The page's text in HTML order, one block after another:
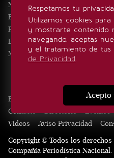
Respetamos tu
Utilizamos cookies
y mostrarte contenido
navegando, aceptas
y el tratamiento de tus
de Privacidad.
Acepto
Noticias
Eventos
Realeza
Estilo de vida
Minuto x Minuto
Edición Impresa Noticias
Contacto
Directorio Eventos
Videos
Aviso Privacidad
Copyright © Todos los derechos
Compañía Periodística